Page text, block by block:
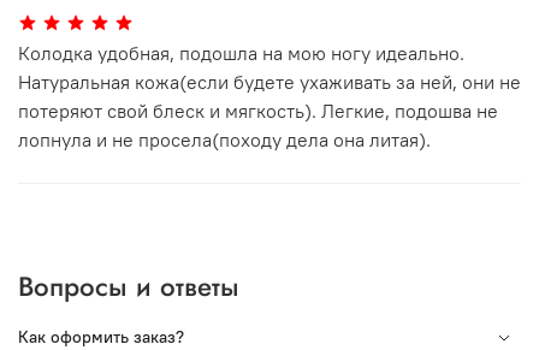
Колодка удобная, подошла на мою ногу идеально.
Натуральная кожа(если будете ухаживать за ней, они не
потеряют свой блеск и мягкость). Легкие, подошва не
лопнула и не просела(походу дела она литая).
Вопросы и ответы
Как оформить заказ?